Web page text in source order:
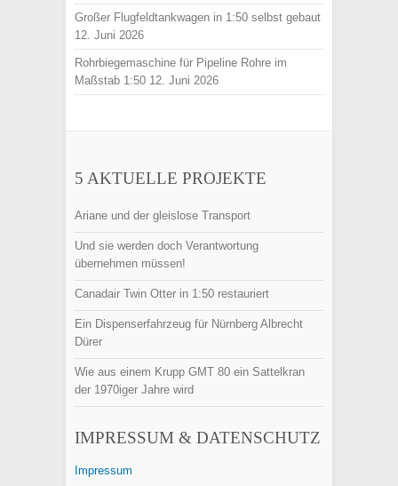
Großer Flugfeldtankwagen in 1:50 selbst gebaut
12. Juni 2026
Rohrbiegemaschine für Pipeline Rohre im
Maßstab 1:50 12. Juni 2026
5 AKTUELLE PROJEKTE
Ariane und der gleislose Transport
Und sie werden doch Verantwortung
übernehmen müssen!
Canadair Twin Otter in 1:50 restauriert
Ein Dispenserfahrzeug für Nürnberg Albrecht
Dürer
Wie aus einem Krupp GMT 80 ein Sattelkran
der 1970iger Jahre wird
IMPRESSUM & DATENSCHUTZ
Impressum